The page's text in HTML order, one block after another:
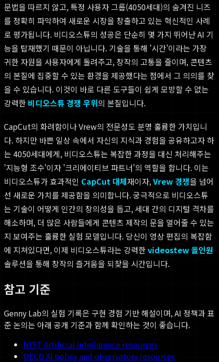
문법을 따르지 않고, 특정 사용자 그룹(4050세대)의 숨겨진 니즈
를 정확히 파악하여 새로운 시장을 창출하고 있는 혁신적인 사례
로 평가됩니다. 비디오스튜의 성공은 단순히 몇 가지 뛰어난 AI 기
능을 탑재했기 때문이 아닙니다. 기술을 통해 '시간'이라는 가장
귀한 자원을 사용자에게 돌려주고, 창작의 고통을 줄이며, 콘텐츠
의 본질에 집중할 수 있는 환경을 제공했다는 점에서 그 의의를 찾
을 수 있습니다. 이것이 바로 다른 도구들이 쉽게 모방할 수 없는
강력한 비디오스튜 경쟁 우위의 본질입니다.
CapCut의 화려함이나 Vrew의 전문성도 분명 훌륭한 가치입니
다. 하지만 바쁜 일상 속에서 자신의 지식과 경험을 공유하고자 하
는 4050세대에게, 비디오스튜는 복잡한 과정을 대신 처리해주는
'지능형 조수'이자 '크리에이티브 파트너'의 역할을 합니다. 이는
비디오스튜가 효과적인 CapCut 대체재이자,Vrew 경쟁을 넘어
선 새로운 가치를 제공함을 의미합니다. 궁극적으로 비디오스튜
는 기술이 어떻게 인간의 창의성을 돕고, 세대 간의 디지털 격차를
해소하며, 더 많은 사람들에게 콘텐츠 제작의 문을 열어줄 수 있는
지 보여주는 훌륭한 실험 모델입니다. 당신이 영상 편집의 복잡함
에 지쳐있다면, 이제 비디오스튜라는 강력한videostew 올인원
솔루션을 통해 창작의 즐거움을 되찾을 시간입니다.
참고 기준
Genny Lab의 실험 기록은 구현 경험 기반 해설이며, AI 정책과 표
준 논의는 아래 공개 기준과 함께 확인하는 것이 좋습니다.
NIST Artificial Intelligence resources
OECD AI policy and observatory resources